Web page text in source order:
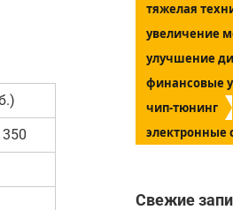
тяжелая
увеличение
улучшение
финансовые
чип-тюнинг
электронные
Свежие